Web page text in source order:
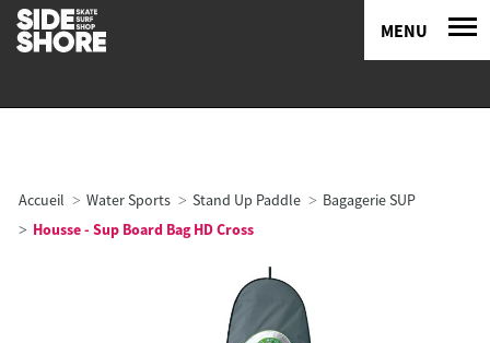
MENU
Accueil Water Sports Stand Up Paddle
Bagagerie SUP
Housse - Sup Board Bag HD Cross